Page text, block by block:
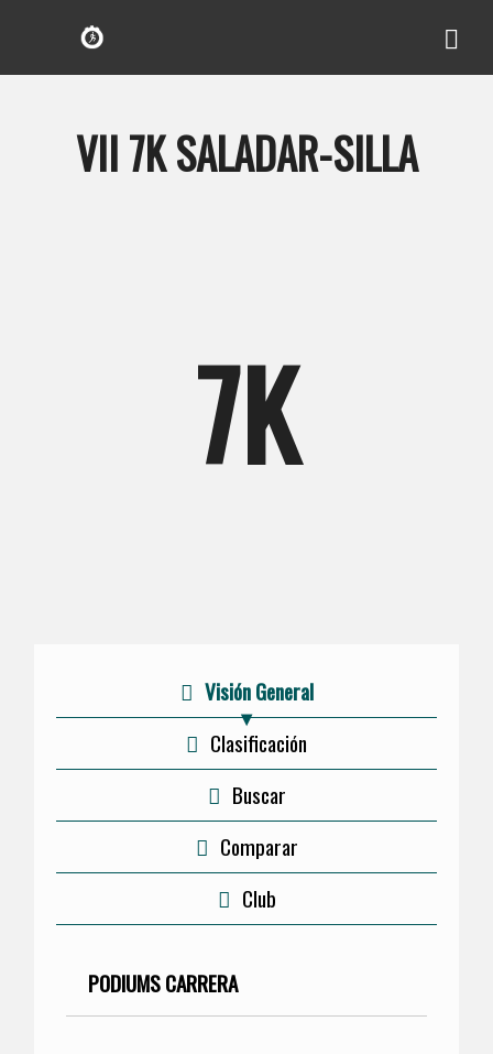
VII 7K SALADAR-SILLA
7K
Visión General
Clasificación
Buscar
Comparar
Club
PODIUMS CARRERA